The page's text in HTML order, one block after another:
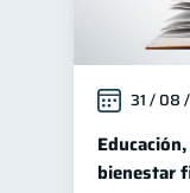
31 / 08
bienestar